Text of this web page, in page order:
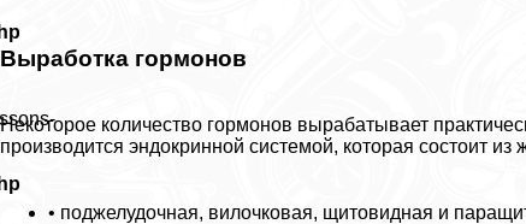
Выработка гормонов
Некоторое количество гормонов выpaбатывает
производится эндокринной системой, которая состоит из
• поджелудочная, вилочковая, щитовидная и